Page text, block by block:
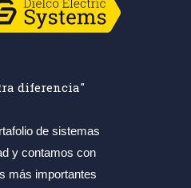
diferencia"
de sistemas
y contamos con
más importantes